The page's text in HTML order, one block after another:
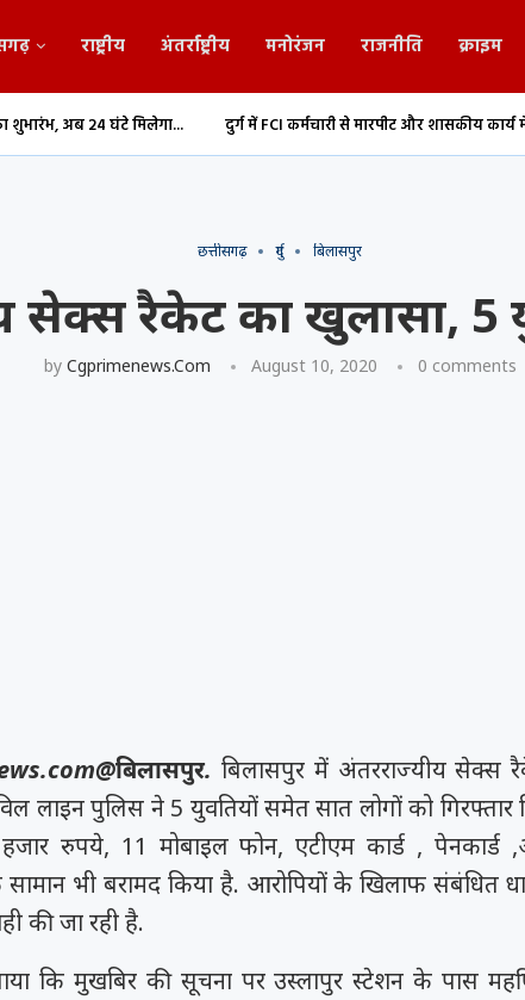
राष्ट्रीय अंतर्राष्ट्रीय मनोरंजन राजनीति क्राइम
दुर्ग में FCI कर्मचारी से मारपीट और शासकीय कार्य में बाधा,...
छत्तीसगढ़ दुर्ग बिलासपुर
सेक्स रैकेट का खुलासा, 5
by Cgprimenews.com August 10, 2020 0 comments
बिलासपुर में अंतरराज्यीय सेक्स
लाइन पुलिस ने 5 युवतियों समेत सात लोगों को गिरफ्तार
रुपये, 11 मोबाइल फोन, एटीएम कार्ड , पेनकार्ड
भी बरामद किया है. आरोपियों के खिलाफ संबंधित
की जा रही है.
कि मुखबिर की सूचना पर उस्लापुर स्टेशन के पास